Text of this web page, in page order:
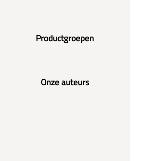
Productgroepen
Onze auteurs